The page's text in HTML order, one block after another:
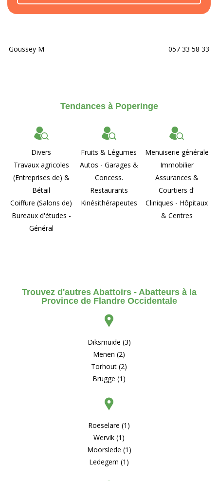
Goussey M 057 33 58 33
Tendances à Poperinge
Divers
Travaux agricoles
(Entreprises de) &
Bétail
Coiffure (Salons de)
Bureaux d'études -
Général
Fruits & Légumes
Autos - Garages &
Concess.
Restaurants
Kinésithérapeutes
Menuiserie générale
Immobilier
Assurances &
Courtiers d'
Cliniques - Hôpitaux
& Centres
Trouvez d'autres Abattoirs - Abatteurs à la
Province de Flandre Occidentale
Diksmuide (3)
Menen (2)
Torhout (2)
Brugge (1)
Roeselare (1)
Wervik (1)
Moorslede (1)
Ledegem (1)